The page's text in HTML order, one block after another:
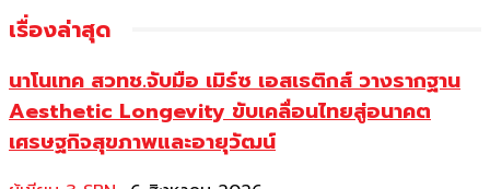
เรื่องล่าสุด
นาโนเทค สวทช.จับมือ เมิร์ซ เอสเธติกส์ วางรากฐาน
Aesthetic Longevity ขับเคลื่อนไทยสู่อนาคต
เศรษฐกิจสุขภาพและอายุวัฒน์